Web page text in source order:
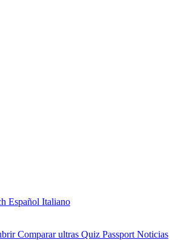
Español Italiano
Comparar ultras Quiz Passport Noticias